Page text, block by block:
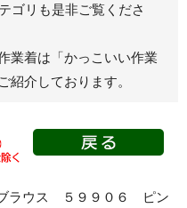
ゴリも是非ご覧くださ
業着は 「かっこいい作業
紹介しております。
ラウス ５９９０６ ピン